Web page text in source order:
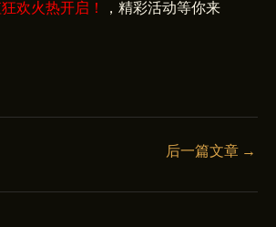
欢火热开启！
，精彩活动等你来
后一篇文章 →